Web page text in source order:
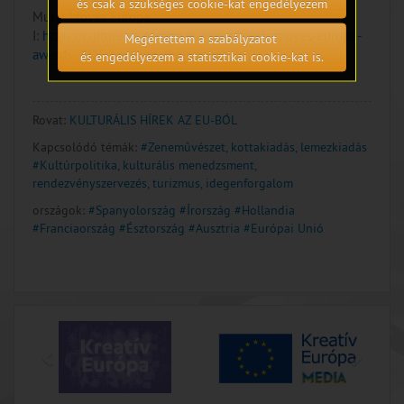
Music Moves Europe;
I: https://culture.ec.europa.eu/news/music-moves-europe-
awards-2025-here-are-the-winners
Rovat: KULTURÁLIS HÍREK AZ EU-BÓL
Kapcsolódó témák: #Zeneművészet, kottakiadás, lemezkiadás
#Kultúrpolitika, kulturális menedzsment,
rendezvényszervezés, turizmus, idegenforgalom
országok: #Spanyolország #Írország #Hollandia
#Franciaország #Észtország #Ausztria #Európai Unió
Megértettem a szabályzatot
és engedélyezem a statisztikai cookie-kat is.